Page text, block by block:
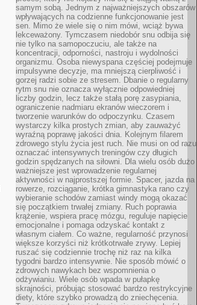
samym sobą. Jednym z najważniejszych obszarów
wpływających na codzienne funkcjonowanie jest
sen. Mimo że wiele się o nim mówi, wciąż bywa
lekceważony. Tymczasem niedobór snu odbija się
nie tylko na samopoczuciu, ale także na
koncentracji, odporności, nastroju i wydolności
organizmu. Osoba niewyspana częściej podejmuje
impulsywne decyzje, ma mniejszą cierpliwość i
gorzej radzi sobie ze stresem. Dbanie o regularny
rytm snu nie oznacza wyłącznie odpowiedniej
liczby godzin, lecz także stałą porę zasypiania,
ograniczenie nadmiaru ekranów wieczorem i
tworzenie warunków do odpoczynku. Czasem
wystarczy kilka prostych zmian, aby zauważyć
wyraźną poprawę jakości dnia. Kolejnym filarem
zdrowego stylu życia jest ruch. Nie musi on od razu
oznaczać intensywnych treningów czy długich
godzin spędzanych na siłowni. Dla wielu osób dużo
ważniejsze jest wprowadzenie regularnej
aktywności w najprostszej formie. Spacer, jazda na
rowerze, rozciąganie, krótka gimnastyka rano czy
wybieranie schodów zamiast windy mogą okazać
się początkiem trwałej zmiany. Ruch poprawia
krążenie, wspiera pracę mózgu, reguluje napięcie
emocjonalne i pomaga odzyskać kontakt z
własnym ciałem. Co ważne, regularność przynosi
większe korzyści niż krótkotrwałe zrywy. Lepiej
ruszać się codziennie trochę niż raz na kilka
tygodni bardzo intensywnie. Nie sposób mówić o
zdrowych nawykach bez wspomnienia o
odżywianiu. Wiele osób wpada w pułapkę
skrajności, próbując stosować bardzo restrykcyjne
diety, które szybko prowadzą do zniechęcenia.